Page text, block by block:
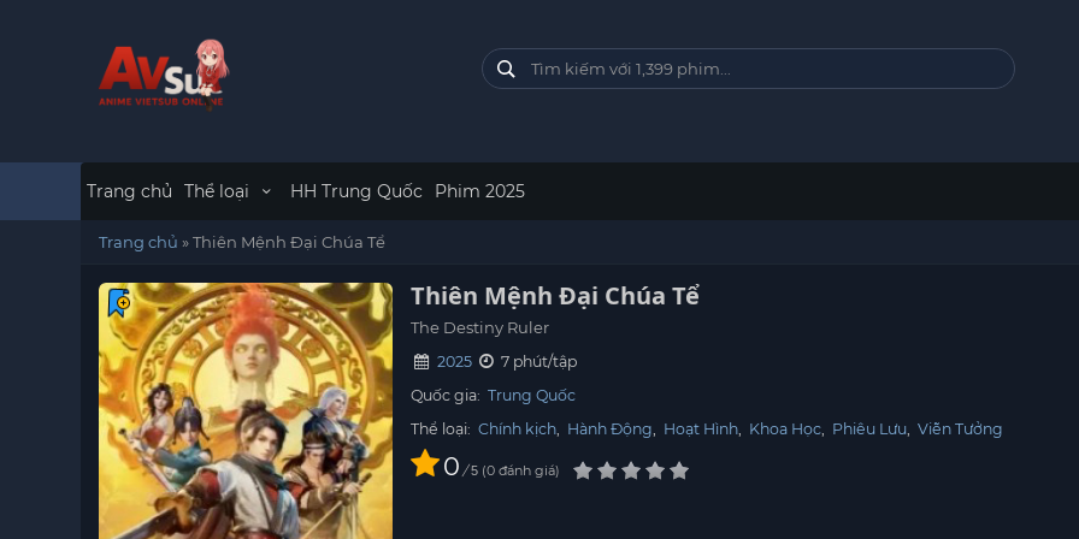
Trang chủ Thể loại HH Trung Quốc Phim 2025
Trang chủ »Thiên Mệnh Đại Chúa Tể
Thiên Mệnh Đại Chúa Tể
The Destiny Ruler
2025
7 phút/tập
Quốc gia: Trung Quốc
Thể loại: Chính kịch, Hành Động, Hoạt Hình, Khoa Học, Phiêu Lưu, Viễn Tưởng
0 / 5 0 đánh giá